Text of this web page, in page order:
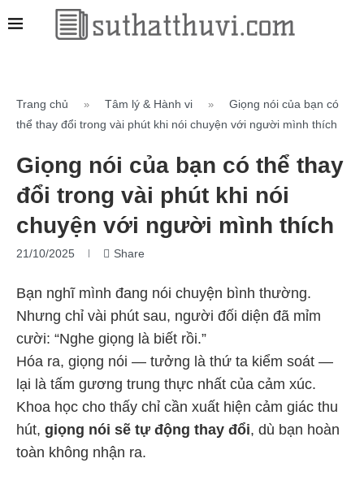
Trang chủ » Tâm lý & Hành vi »
Giọng nói của bạn có
thể thay đổi trong vài phút khi nói chuyện với người mình thích
Giọng nói của bạn có thể thay
đổi trong vài phút khi nói
chuyện với người mình thích
21/10/2025 Share
Bạn nghĩ mình đang nói chuyện bình thường.
Nhưng chỉ vài phút sau, người đối diện đã mỉm
cười: “Nghe giọng là biết rồi.”
Hóa ra, giọng nói — tưởng là thứ ta kiểm soát —
lại là tấm gương trung thực nhất của cảm xúc.
Khoa học cho thấy chỉ cần xuất hiện cảm giác thu
hút, giọng nói sẽ tự động thay đổi, dù bạn hoàn
toàn không nhận ra.